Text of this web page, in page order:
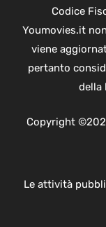
Codice
Youmovies.it
viene
pertanto
della
Copyright
Le attività